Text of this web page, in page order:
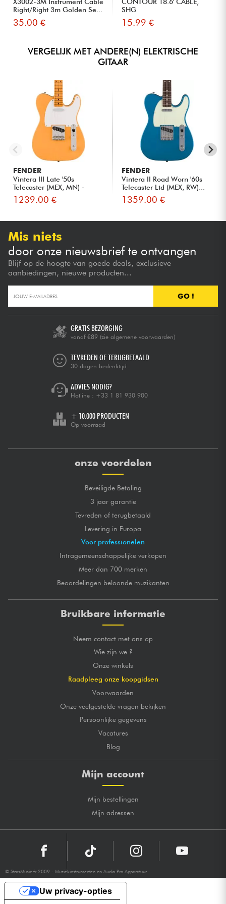
Right/Right 3m Golden Se...
35.00 €
SHG
15.99 €
VERGELIJK MET ANDERE(N) ELEKTRISCHE
GITAAR
FENDER
Vintera III Late '50s
Telecaster (MEX, MN) -
butte...
1239.00 €
FENDER
Vintera II Road Worn '60s
Telecaster Ltd (MEX, RW)...
1359.00 €
Mis niets
door onze nieuwsbrief te ontvangen
Blijf op de hoogte van goede deals, exclusieve
aanbiedingen, nieuwe producten...
GO !
GRATIS BEZORGING
vanaf €89 (zie algemene voorwaarden)
TEVREDEN OF TERUGBETAALD
30 dagen bedenktijd
ADVIES NODIG?
Hotline : +33 1 81 930 900
+ 10.000 PRODUCTEN
Op voorraad
onze voordelen
Beveiligde Betaling
3 jaar garantie
Tevreden of terugbetaald
Levering in Europa
Voor professionelen
Intragemeenschappelijke verkopen
Meer dan 700 merken
Beoordelingen beloonde muzikanten
Bruikbare informatie
Neem contact met ons op
Wie zijn we ?
Onze winkels
Raadpleeg onze koopgidsen
Voorwaarden
Onze veelgestelde vragen bekijken
Persoonlijke gegevens
Vacatures
Blog
Mijn account
Mijn bestellingen
Mijn adressen
© StarsMusic.fr 2009 - Muziekinstrumenten en Audio Pro Apparatuur
Uw privacy-opties